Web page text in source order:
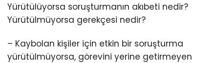
Yürütülüyorsa soruşturmanın akıbeti nedir?
Yürütülmüyorsa gerekçesi nedir?
– Kaybolan kişiler için etkin bir soruşturma
yürütülmüyorsa, görevini yerine getirmeyen